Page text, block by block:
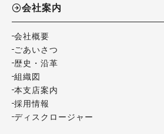
会社案内
会社概要
ごあいさつ
歴史・沿革
組織図
本支店案内
採用情報
ディスクロージャー